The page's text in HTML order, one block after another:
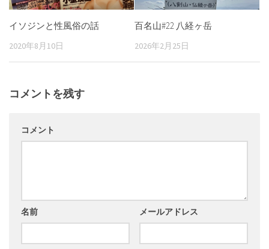
イソジンと性風俗の話
2020年8月10日
百名山#22 八経ヶ岳
2026年2月25日
コメントを残す
コメント
名前 メールアドレス